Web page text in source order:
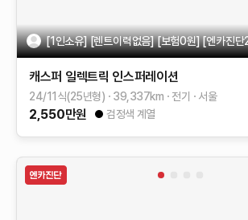
[1인소유] [렌트이력없음] [보험0원] [엔카진단
캐스퍼 일렉트릭 인스퍼레이션
24/11식(25년형) 39,337km 전기 서울
2,550만원 검정색 계열